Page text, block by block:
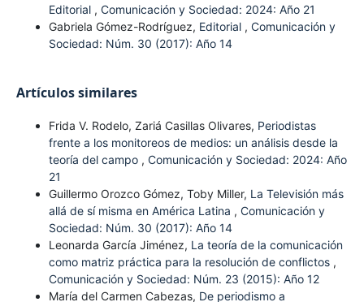
Editorial , Comunicación y Sociedad: 2024: Año 21
Gabriela Gómez-Rodríguez, Editorial , Comunicación y
Sociedad: Núm. 30 (2017): Año 14
Artículos similares
Frida V. Rodelo, Zariá Casillas Olivares, Periodistas
frente a los monitoreos de medios: un análisis desde la
teoría del campo , Comunicación y Sociedad: 2024: Año
21
Guillermo Orozco Gómez, Toby Miller, La Televisión más
allá de sí misma en América Latina , Comunicación y
Sociedad: Núm. 30 (2017): Año 14
Leonarda García Jiménez, La teoría de la comunicación
como matriz práctica para la resolución de conflictos ,
Comunicación y Sociedad: Núm. 23 (2015): Año 12
María del Carmen Cabezas, De periodismo a